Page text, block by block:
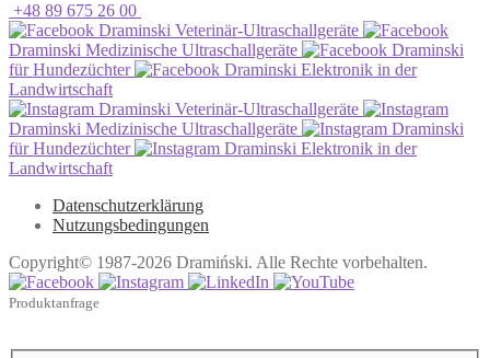
+48 89 675 26 00
Draminski Veterinär-Ultraschallgeräte
Draminski Medizinische Ultraschallgeräte
Draminski
für Hundezüchter
Draminski Elektronik in der
Landwirtschaft
Draminski Veterinär-Ultraschallgeräte
Draminski Medizinische Ultraschallgeräte
Draminski
für Hundezüchter
Draminski Elektronik in der
Landwirtschaft
Datenschutzerklärung
Nutzungsbedingungen
Copyright© 1987-2026 Dramiński. Alle Rechte vorbehalten.
Produktanfrage